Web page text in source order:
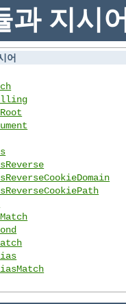
과 지시
어